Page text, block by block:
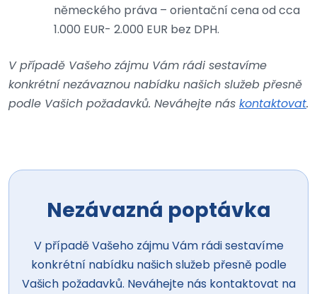
německého práva – orientační cena od cca
1.000 EUR- 2.000 EUR bez DPH.
V případě Vašeho zájmu Vám rádi sestavíme
konkrétní nezávaznou nabídku našich služeb přesně
podle Vašich požadavků. Neváhejte nás kontaktovat.
Nezávazná poptávka
V případě Vašeho zájmu Vám rádi sestavíme
konkrétní nabídku našich služeb přesně podle
Vašich požadavků. Neváhejte nás kontaktovat na